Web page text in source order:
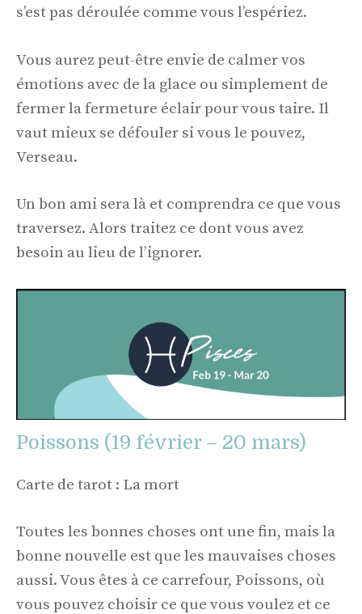
s’est pas déroulée comme vous l’espériez.
Vous aurez peut-être envie de calmer vos
émotions avec de la glace ou simplement de
fermer la fermeture éclair pour vous taire. Il
vaut mieux se défouler si vous le pouvez,
Verseau.
Un bon ami sera là et comprendra ce que vous
traversez. Alors traitez ce dont vous avez
besoin au lieu de l’ignorer.
Poissons (19 février – 20 mars)
Carte de tarot : La mort
Toutes les bonnes choses ont une fin, mais la
bonne nouvelle est que les mauvaises choses
aussi. Vous êtes à ce carrefour, Poissons, où
vous pouvez choisir ce que vous voulez et ce